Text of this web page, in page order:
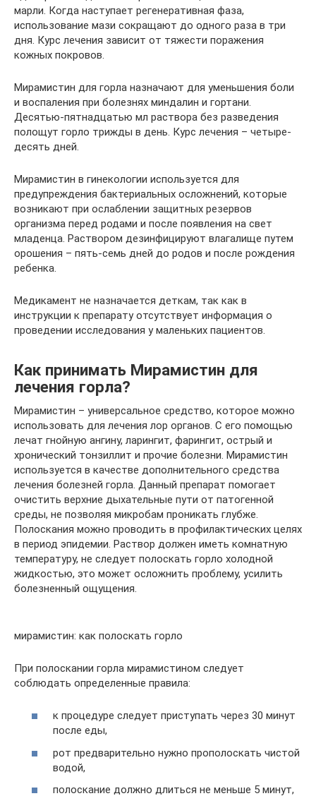
марли. Когда наступает регенеративная фаза,
использование мази сокращают до одного раза в три
дня. Курс лечения зависит от тяжести поражения
кожных покровов.
Мирамистин для горла назначают для уменьшения боли
и воспаления при болезнях миндалин и гортани.
Десятью-пятнадцатью мл раствора без разведения
полощут горло трижды в день. Курс лечения – четыре-
десять дней.
Мирамистин в гинекологии используется для
предупреждения бактериальных осложнений, которые
возникают при ослаблении защитных резервов
организма перед родами и после появления на свет
младенца. Раствором дезинфицируют влагалище путем
орошения – пять-семь дней до родов и после рождения
ребенка.
Медикамент не назначается деткам, так как в
инструкции к препарату отсутствует информация о
проведении исследования у маленьких пациентов.
Как принимать Мирамистин для
лечения горла?
Мирамистин – универсальное средство, которое можно
использовать для лечения лор органов. С его помощью
лечат гнойную ангину, ларингит, фарингит, острый и
хронический тонзиллит и прочие болезни. Мирамистин
используется в качестве дополнительного средства
лечения болезней горла. Данный препарат помогает
очистить верхние дыхательные пути от патогенной
среды, не позволяя микробам проникать глубже.
Полоскания можно проводить в профилактических целях
в период эпидемии. Раствор должен иметь комнатную
температуру, не следует полоскать горло холодной
жидкостью, это может осложнить проблему, усилить
болезненный ощущения.
мирамистин: как полоскать горло
При полоскании горла мирамистином следует
соблюдать определенные правила:
к процедуре следует приступать через 30 минут
после еды,
рот предварительно нужно прополоскать чистой
водой,
полоскание должно длиться не меньше 5 минут,